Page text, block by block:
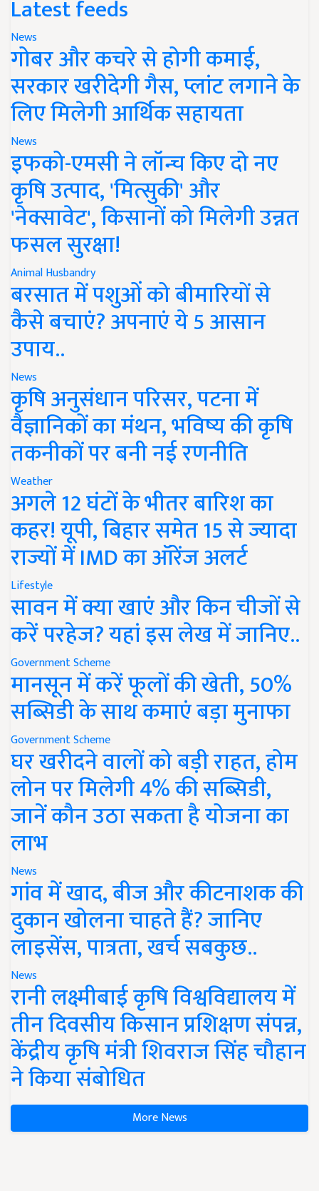
Latest feeds
News
गोबर और कचरे से होगी कमाई,
सरकार खरीदेगी गैस, प्लांट लगाने के
लिए मिलेगी आर्थिक सहायता
News
इफको-एमसी ने लॉन्च किए दो नए
कृषि उत्पाद, 'मित्सुकी' और
'नेक्सावेट', किसानों को मिलेगी उन्नत
फसल सुरक्षा!
Animal Husbandry
बरसात में पशुओं को बीमारियों से
कैसे बचाएं? अपनाएं ये 5 आसान
उपाय..
News
कृषि अनुसंधान परिसर, पटना में
वैज्ञानिकों का मंथन, भविष्य की कृषि
तकनीकों पर बनी नई रणनीति
Weather
अगले 12 घंटों के भीतर बारिश का
कहर! यूपी, बिहार समेत 15 से ज्यादा
राज्यों में IMD का ऑरेंज अलर्ट
Lifestyle
सावन में क्या खाएं और किन चीजों से
करें परहेज? यहां इस लेख में जानिए..
Government Scheme
मानसून में करें फूलों की खेती, 50%
सब्सिडी के साथ कमाएं बड़ा मुनाफा
Government Scheme
घर खरीदने वालों को बड़ी राहत, होम
लोन पर मिलेगी 4% की सब्सिडी,
जानें कौन उठा सकता है योजना का
लाभ
News
गांव में खाद, बीज और कीटनाशक की
दुकान खोलना चाहते हैं? जानिए
लाइसेंस, पात्रता, खर्च सबकुछ..
News
रानी लक्ष्मीबाई कृषि विश्वविद्यालय में
तीन दिवसीय किसान प्रशिक्षण संपन्न,
केंद्रीय कृषि मंत्री शिवराज सिंह चौहान
ने किया संबोधित
More News